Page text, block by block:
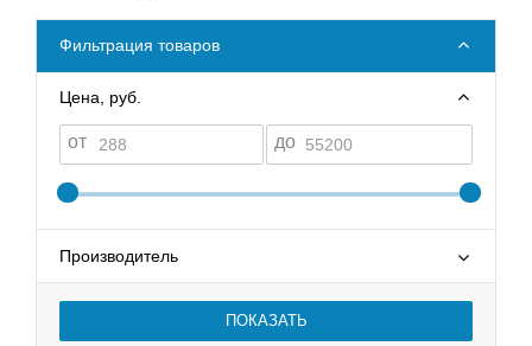
Фильтрация товаров
Цена, руб.
от до
Производитель